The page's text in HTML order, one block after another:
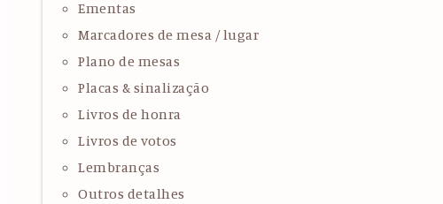
Ementas
Marcadores de mesa / lugar
Plano de mesas
Placas & sinalização
Livros de honra
Livros de votos
Lembranças
Outros detalhes